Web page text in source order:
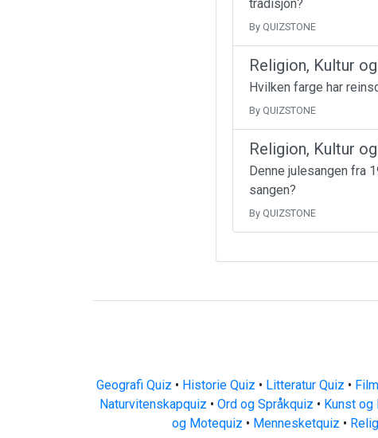
tradisjon?
By QUIZSTONE
Religion, Kultur
Hvilken farge har
By QUIZSTONE
Religion, Kultur
Denne julesangen fra
sangen?
By QUIZSTONE
Geografi Quiz • Historie Quiz • Litteratur Quiz •
Naturvitenskapquiz • Ord og Språkquiz • Kunst og
og Motequiz • Mennesketquiz •